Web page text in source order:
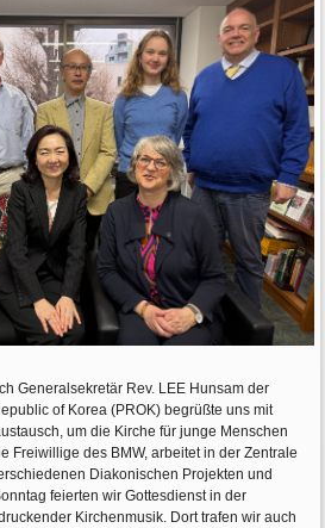
Generalsekretär Rev. LEE Hunsam der
of Korea (PROK) begrüßte uns mit
um die Kirche für junge Menschen
Freiwillige des BMW, arbeitet in der Zentrale
Diakonischen Projekten und
feierten wir Gottesdienst in der
Kirchenmusik. Dort trafen wir auch